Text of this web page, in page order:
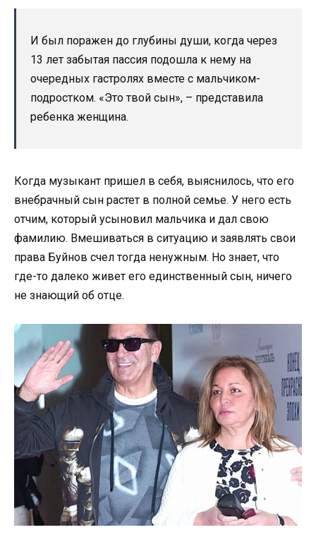
И был поражен до глубины души, когда через
13 лет забытая пассия подошла к нему на
очередных гастролях вместе с мальчиком-
подростком. «Это твой сын», – представила
ребенка женщина.
Когда музыкант пришел в себя, выяснилось, что его
внебрачный сын растет в полной семье. У него есть
отчим, который усыновил мальчика и дал свою
фамилию. Вмешиваться в ситуацию и заявлять свои
права Буйнов счел тогда ненужным. Но знает, что
где-то далеко живет его единственный сын, ничего
не знающий об отце.